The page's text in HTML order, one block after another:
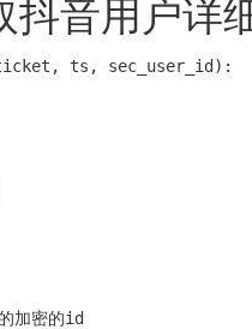
ts, sec_user_id):
密的id